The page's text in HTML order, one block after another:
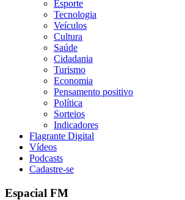
Esporte
Tecnologia
Veículos
Cultura
Saúde
Cidadania
Turismo
Economia
Pensamento positivo
Política
Sorteios
Indicadores
Flagrante Digital
Vídeos
Podcasts
Cadastre-se
Espacial FM